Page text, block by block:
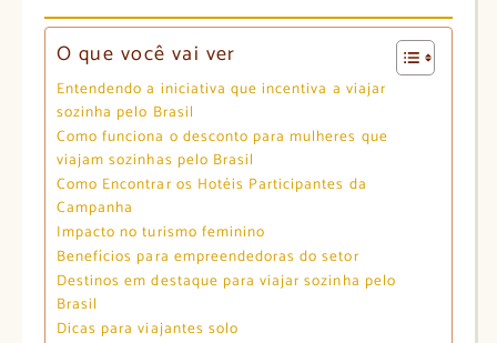
O que você vai ver
Entendendo a iniciativa que incentiva a viajar
sozinha pelo Brasil
Como funciona o desconto para mulheres que
viajam sozinhas pelo Brasil
Como Encontrar os Hotéis Participantes da
Campanha
Impacto no turismo feminino
Benefícios para empreendedoras do setor
Destinos em destaque para viajar sozinha pelo
Brasil
Dicas para viajantes solo